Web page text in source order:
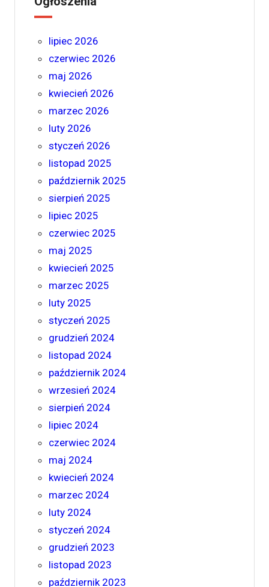
lipiec 2026
czerwiec 2026
maj 2026
kwiecień 2026
marzec 2026
luty 2026
styczeń 2026
listopad 2025
październik 2025
sierpień 2025
lipiec 2025
czerwiec 2025
maj 2025
kwiecień 2025
marzec 2025
luty 2025
styczeń 2025
grudzień 2024
listopad 2024
październik 2024
wrzesień 2024
sierpień 2024
lipiec 2024
czerwiec 2024
maj 2024
kwiecień 2024
marzec 2024
luty 2024
styczeń 2024
grudzień 2023
listopad 2023
październik 2023